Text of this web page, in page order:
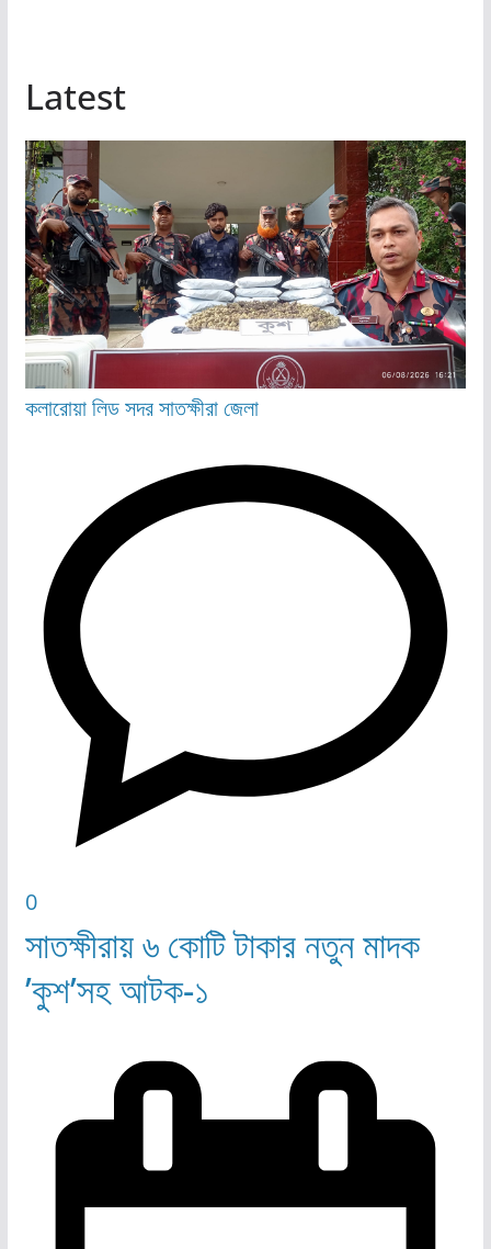
Latest
কলারোয়ালিডসদরসাতক্ষীরা জেলা
0
সাতক্ষীরায় ৬ কোটি টাকার নতুন মাদক
’কুশ’সহ আটক-১